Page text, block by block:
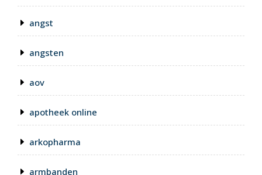
angst
angsten
aov
apotheek online
arkopharma
armbanden